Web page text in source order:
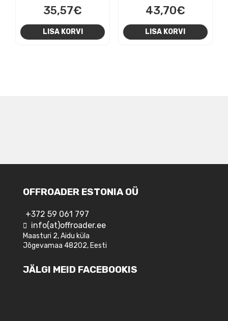
35,57€
LISA KORVI
43,70€
LISA KORVI
OFFROADER ESTONIA OÜ
+372 59 061 797
info(at)offroader.ee
Maasturi 2, Aidu küla
Jõgevamaa 48202, Eesti
JÄLGI MEID FACEBOOKIS